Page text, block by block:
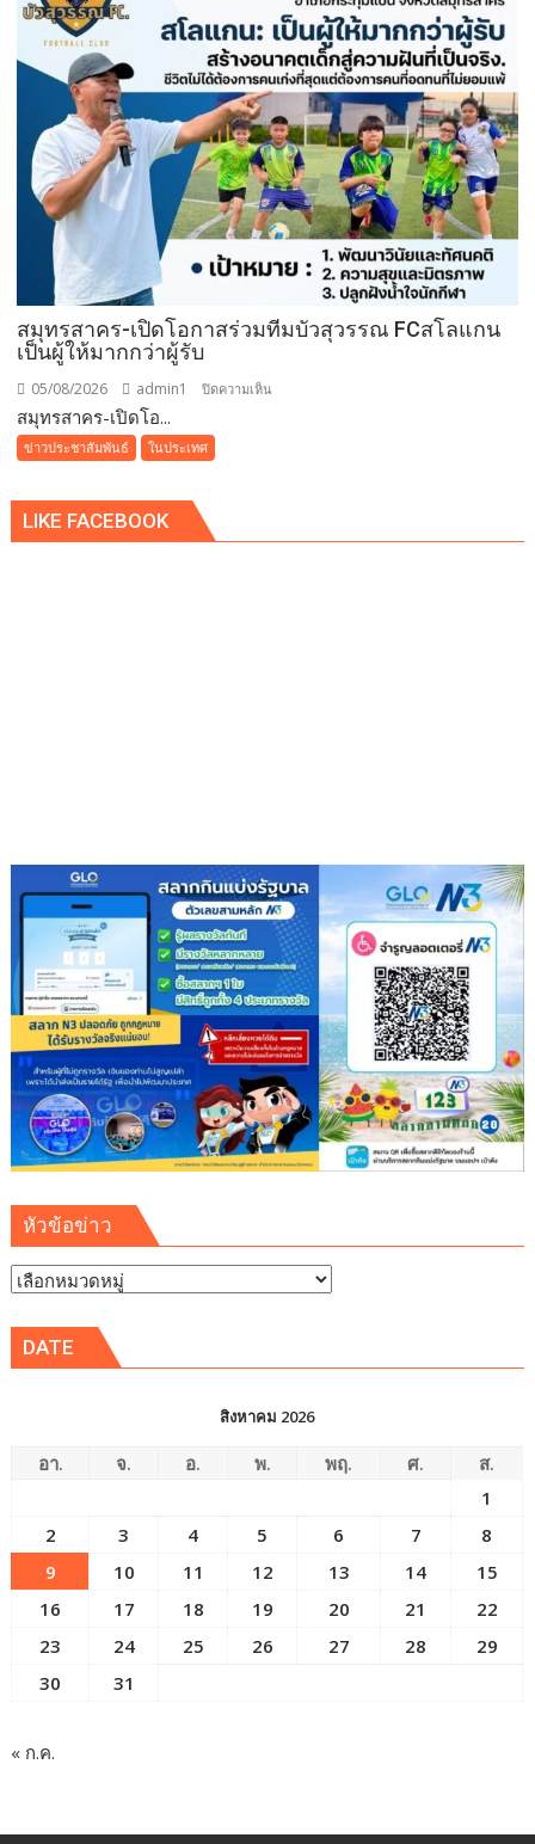
บุฟเฟต์
มื้อ
กลาง
วัน
ที่มา
พร้อม
ล็อบสเตอร์
ภูเก็ต
ย่าง
รส
ณ
สมุทรสาคร-เปิดโอกาสร่วมทีมบัวสุวรรณ FCสโลแกน
เป็นผู้ให้มากกว่าผู้รับ
05/08/2026 admin1 ปิดความเห็น
บัว
สมุทรสาคร-เปิดโอ...
ข่าวประชาสัมพันธ์ ในประเทศ
LIKE FACEBOOK
หัวข้อข่าว
หัวข้อ
DATE
สิงหาคม 2026
อา. จ. อ. พ. พฤ. ศ.
ส.
1
2
3 4 5 6 7
8
9
10 11 12 13 14
15
16
17 18 19 20 21
22
23
24 25 26 27 28
29
30
31
« ก.ค.